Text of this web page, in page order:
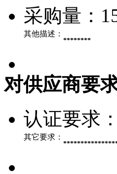
采购量：
其他描述：
********
对供应商要
认证要求：
其它要求：